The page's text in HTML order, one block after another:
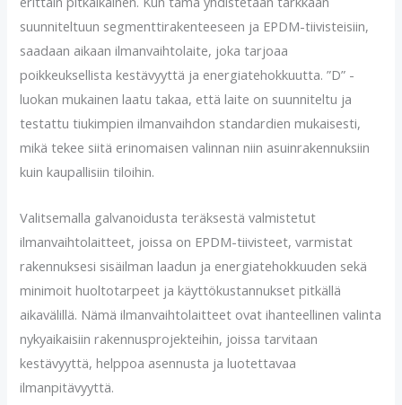
suunniteltuun segmenttirakenteeseen ja EPDM-tiivisteisiin,
saadaan aikaan ilmanvaihtolaite, joka tarjoaa
poikkeuksellista kestävyyttä ja energiatehokkuutta. ”D” -
luokan mukainen laatu takaa, että laite on suunniteltu ja
testattu tiukimpien ilmanvaihdon standardien mukaisesti,
mikä tekee siitä erinomaisen valinnan niin asuinrakennuksiin
kuin kaupallisiin tiloihin.
Valitsemalla galvanoidusta teräksestä valmistetut
ilmanvaihtolaitteet, joissa on EPDM-tiivisteet, varmistat
rakennuksesi sisäilman laadun ja energiatehokkuuden sekä
minimoit huoltotarpeet ja käyttökustannukset pitkällä
aikavälillä. Nämä ilmanvaihtolaitteet ovat ihanteellinen valinta
nykyaikaisiin rakennusprojekteihin, joissa tarvitaan
kestävyyttä, helppoa asennusta ja luotettavaa
ilmanpitävyyttä.